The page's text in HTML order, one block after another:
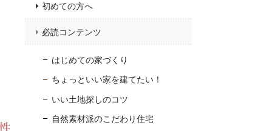
初めての方へ
必読コンテンツ
はじめての家づくり
ちょっといい家を建てたい！
いい土地探しのコツ
自然素材派のこだわり住宅